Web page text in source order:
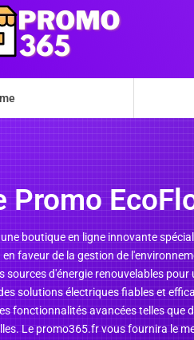
Promo
boutique en ligne innovante
faveur de la gestion de
sources d'énergie renouvelables
solutions électriques fiables et
fonctionnalités avancées telles
Le promo365.fr vous fournira le